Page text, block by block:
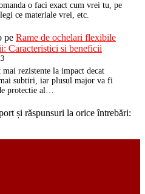
o faci exact cum vrei tu, pe
ce materiale vrei, etc.
pe Rame de ochelari flexibile
Caracteristici si beneficii
mai rezistente la impact decat
subtiri, iar plusul major va fi
protectie al…
și răspunsuri la orice întrebări: